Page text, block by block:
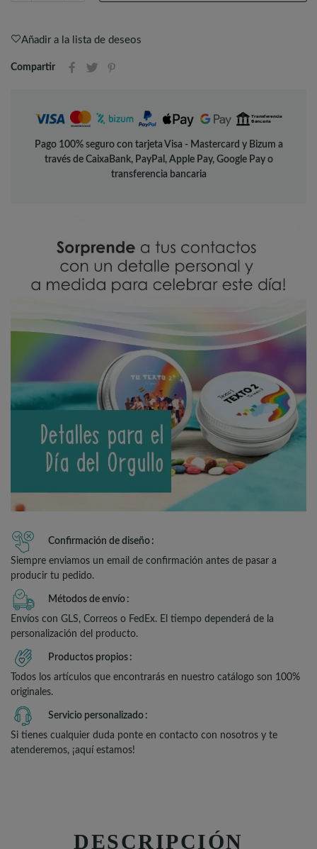
Añadir a la lista de deseos
Compartir
Pago 100% seguro con tarjeta Visa - Mastercard y Bizum a
través de CaixaBank, PayPal, Apple Pay, Google Pay o
transferencia bancaria
Confirmación de diseño
Siempre enviamos un email de confirmación antes de pasar a
producir tu pedido.
Métodos de envío
Envíos con GLS, Correos o FedEx. El tiempo dependerá de la
personalización del producto.
Productos propios
Todos los artículos que encontrarás en nuestro catálogo son 100%
originales.
Servicio personalizado
Si tienes cualquier duda ponte en contacto con nosotros y te
atenderemos, ¡aquí estamos!
DESCRIPCIÓN